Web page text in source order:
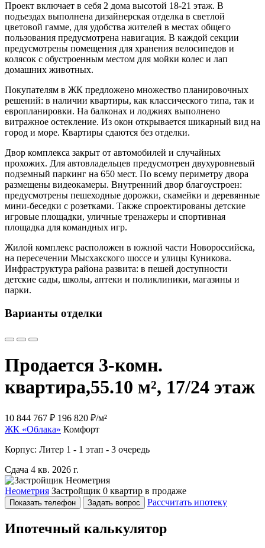
Проект включает в себя 2 дома высотой 18-21 этаж. В
подъездах выполнена дизайнерская отделка в светлой
цветовой гамме, для удобства жителей в местах общего
пользования предусмотрена навигация. В каждой секции
предусмотрены помещения для хранения велосипедов и
колясок с обустроенным местом для мойки колес и лап
домашних животных.
Покупателям в ЖК предложено множество планировочных
решений: в наличии квартиры, как классического типа, так и
европланировки. На балконах и лоджиях выполнено
витражное остекление. Из окон открывается шикарный вид на
город и море. Квартиры сдаются без отделки.
Двор комплекса закрыт от автомобилей и случайных
прохожих. Для автовладельцев предусмотрен двухуровневый
подземный паркинг на 650 мест. По всему периметру двора
размещены видеокамеры. Внутренний двор благоустроен:
предусмотрены пешеходные дорожки, скамейки и деревянные
мини-беседки с розетками. Также спроектированы детские
игровые площадки, уличные тренажеры и спортивная
площадка для командных игр.
Жилой комплекс расположен в южной части Новороссийска,
на пересечении Мысхакского шоссе и улицы Куникова.
Инфраструктура района развита: в пешей доступности
детские сады, школы, аптеки и поликлиники, магазины и
парки.
Варианты отделки
Продается 3-комн.
квартира,55.10 м², 17/24 этаж
10 844 767 ₽ 196 820 ₽/м²
ЖК «Облака» Комфорт
Корпус: Литер 1 - 1 этап - 3 очередь
Сдача 4 кв. 2026 г.
Неометрия Застройщик 0 квартир в продаже
Показать телефон Задать вопрос Рассчитать ипотеку
Ипотечный калькулятор